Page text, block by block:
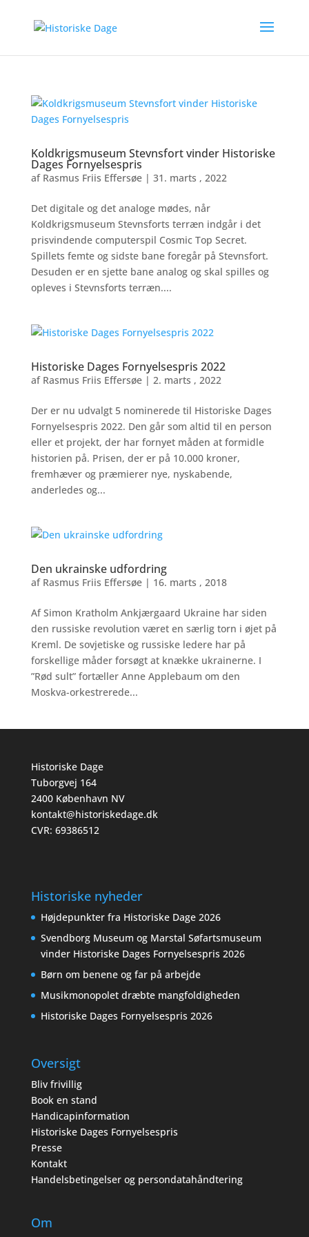
Koldkrigsmuseum Stevnsfort vinder Historiske
Dages Fornyelsespris
af Rasmus Friis Effersøe| 31. marts , 2022
Det digitale og det analoge mødes, når
Koldkrigsmuseum Stevnsforts terræn indgår i det
prisvindende computerspil Cosmic Top Secret.
Spillets femte og sidste bane foregår på Stevnsfort.
Desuden er en sjette bane analog og skal spilles og
opleves i Stevnsforts terræn....
Historiske Dages Fornyelsespris 2022
af Rasmus Friis Effersøe| 2. marts , 2022
Der er nu udvalgt 5 nominerede til Historiske Dages
Fornyelsespris 2022. Den går som altid til en person
eller et projekt, der har fornyet måden at formidle
historien på. Prisen, der er på 10.000 kroner,
fremhæver og præmierer nye, nyskabende,
anderledes og...
Den ukrainske udfordring
af Rasmus Friis Effersøe| 16. marts , 2018
Af Simon Kratholm Ankjærgaard Ukraine har siden
den russiske revolution været en særlig torn i øjet på
Kreml. De sovjetiske og russiske ledere har på
forskellige måder forsøgt at knække ukrainerne. I
”Rød sult” fortæller Anne Applebaum om den
Moskva-orkestrerede...
Historiske Dage
Tuborgvej 164
2400 København NV
kontakt@historiskedage.dk
CVR: 69386512
Historiske nyheder
Højdepunkter fra Historiske Dage 2026
Svendborg Museum og Marstal Søfartsmuseum
vinder Historiske Dages Fornyelsespris 2026
Børn om benene og far på arbejde
Musikmonopolet dræbte mangfoldigheden
Historiske Dages Fornyelsespris 2026
Oversigt
Bliv frivillig
Book en stand
Handicapinformation
Historiske Dages Fornyelsespris
Presse
Kontakt
Handelsbetingelser og persondatahåndtering
Om